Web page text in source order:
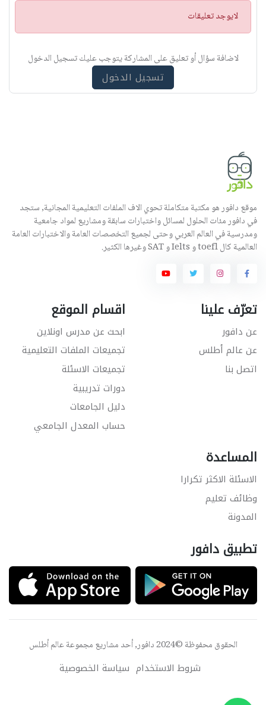
ت
ن
ي
لايوجد تعليقات
لاضافة سؤال أو تعليق على المشاركة يتوجب عليك تسجيل الدخول
تسجيل الدخول
موقع دافور هو مكتبة متكاملة تحوي الاف الملفات التعليمية المجانية, ستجد
في دافور مئات الحلول لمسائل واختبارات سابقة ومشاريع لمواد جامعية
ومدرسية في العالم العربي وحتى لجميع التخصصات العامة والاختبارات العامة
العالمية كال toefl و Ielts و SAT وغيرها الكثير.
تعرّف علينا
عن دافور
عن عالم أطلس
اتصل بنا
اقسام الموقع
ابحث عن مدرس اونلاين
تجميعات الملفات التعليمية
تجميعات الاسئلة
دورات تدريبية
دليل الجامعات
حساب المعدل الجامعي
المساعدة
الاسئلة الاكثر تكرارا
وظائف تعليم
المدونة
تطبيق دافور
الحقوق محفوظة ©2024 دافور, أحد مشاريع مجموعة عالم أطلس
شروط الاستخدام سياسة الخصوصية